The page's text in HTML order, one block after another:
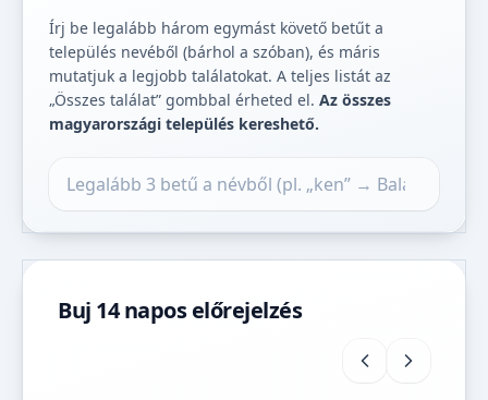
Írj be legalább három egymást követő betűt a
település nevéből (bárhol a szóban), és máris
mutatjuk a legjobb találatokat. A teljes listát az
„Összes találat” gombbal érheted el. Az összes
magyarországi település kereshető.
Buj 14 napos előrejelzés